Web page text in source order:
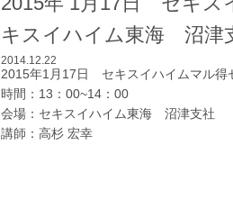
キスイハイム東海 沼津
2014.12.22
2015年1月17日 セキスイハイムマル得
時間：13：00~14：00
会場：セキスイハイム東海 沼津支社
講師：高杉 宏幸